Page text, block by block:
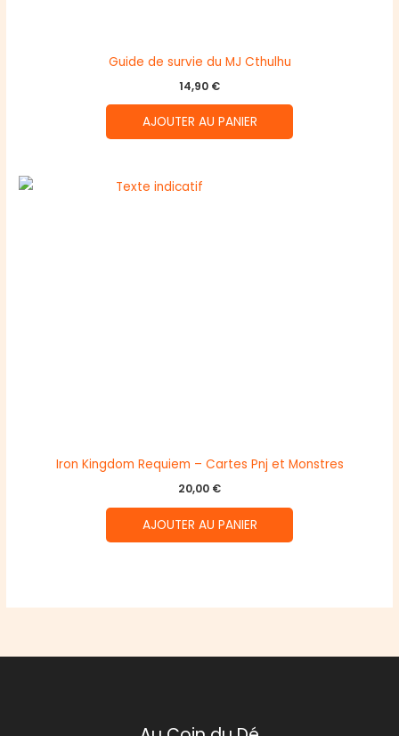
Guide de survie du MJ Cthulhu
14,90 €
AJOUTER AU PANIER
Iron Kingdom Requiem – Cartes Pnj et Monstres
20,00 €
AJOUTER AU PANIER